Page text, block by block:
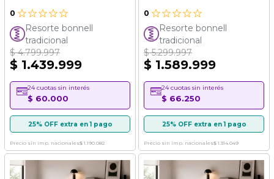
0
Resorte bonnell
tradicional
$ 4.799.997
$ 1.439.999
24 cuotas sin interés
$ 60.000
25% OFF extra en 1 pago
Precio sin imp. nacionales$ 1.190.082
0
Resorte bonnell
tradicional
$ 5.299.997
$ 1.589.999
24 cuotas sin interés
$ 66.250
25% OFF extra en 1 pago
Precio sin imp. nacionales$ 1.314.049